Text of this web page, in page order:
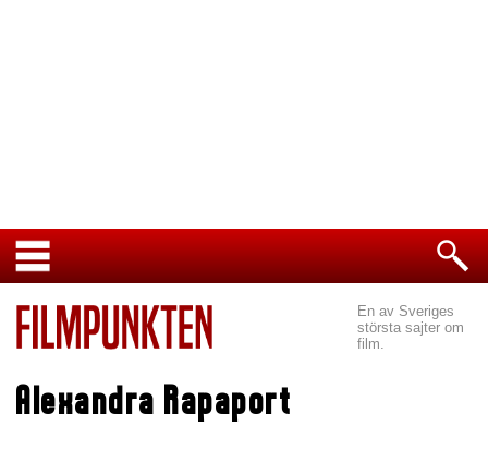
En av Sveriges
största sajter om
film.
Alexandra Rapaport